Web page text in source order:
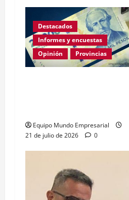
Destacados
Informes y encuestas
Opinión
Provincias
Equipo Mundo Empresarial
21 de julio de 2026
0